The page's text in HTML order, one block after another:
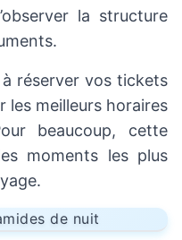
la structure
réserver vos tickets
les meilleurs horaires
beaucoup, cette
moments les plus
de nuit